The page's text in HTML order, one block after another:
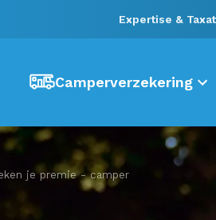
Expertise &
Camperverzekering
je premie - camper